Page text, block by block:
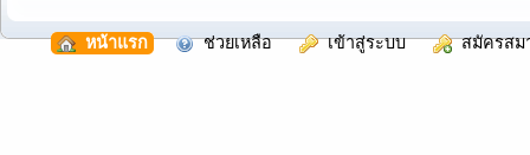
หน้าแรก ช่วยเหลือ เข้าสู่ระบบ สมัครสม